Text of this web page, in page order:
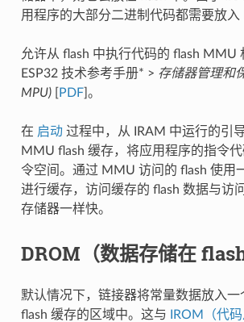
用程序的大部分二进制代码都需要放入
允许从 flash 中执行代码的 flash MMU
ESP32 技术参考手册* > 存储器管理和
MPU)[ PDF]。
在 启动过程中，从 IRAM 中运行的引
MMU flash 缓存，将应用程序的指令
令空间。通过 MMU 访问的 flash 使用
进行缓存，访问缓存的 flash 数据与访
存储器一样快。
DROM（数据存储在 flash
默认情况下，链接器将常量数据放入
flash 缓存的区域中。这与
IROM（代